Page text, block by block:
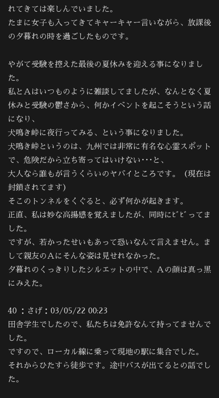
れてきては楽しんでいました。
たまに女子も入ってきてキャーキャー言いながら、放課後
の夕暮れの時を過ごしたものです。
やがて受験を控えた最後の夏休みを迎える事になりまし
た。
私とＡはいつものように雑談してましたが、なんとなく夏
休みと受験の鬱さから、何かイベントを起こそうという話
になり、
犬鳴き峠に夜行ってみる、という事になりました。
犬鳴き峠というのは、九州では非常に有名な心霊スポット
で、危険だから立ち寄ってはいけない･･･と、
大人なら誰もが言うくらいのヤバイところです。（現在は
封鎖されてます）
そこのトンネルをくぐると、必ず何かが起きます。
正直、私は妙な高揚感を覚えましたが、同時にﾋﾞﾋﾞってま
した。
ですが、若かったせいもあって恐いなんて言えません。ま
して親友のＡにそんな姿は見せれなかった。
夕暮れのくっきりしたシルエットの中で、Ａの顔は真っ黒
にみえた。
40 ：さげ：03/05/22 00:23
田舎学生でしたので、私たちは免許なんて持ってませんで
した。
ですので、ローカル線に乗って現地の駅に集合でした。
それからひたすら徒歩です。途中バスが出てるとの話でし
た。